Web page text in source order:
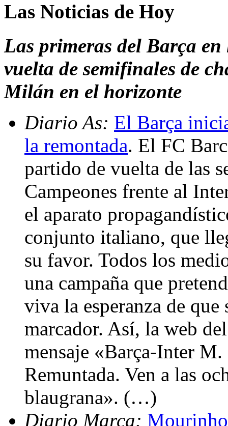
Las Noticias de Hoy
Las primeras del Barça
vuelta de semifinales de
Milán en el horizonte
Diario As: El Barça
la remontada. El FC
partido de vuelta de las
Campeones frente al
el aparato
conjunto italiano, que
su favor. Todos los
una campaña que
viva la esperanza de
marcador. Así, la web
mensaje «Barça-Inter
Remuntada. Ven a las
blaugrana». (…)
Diario Marca: